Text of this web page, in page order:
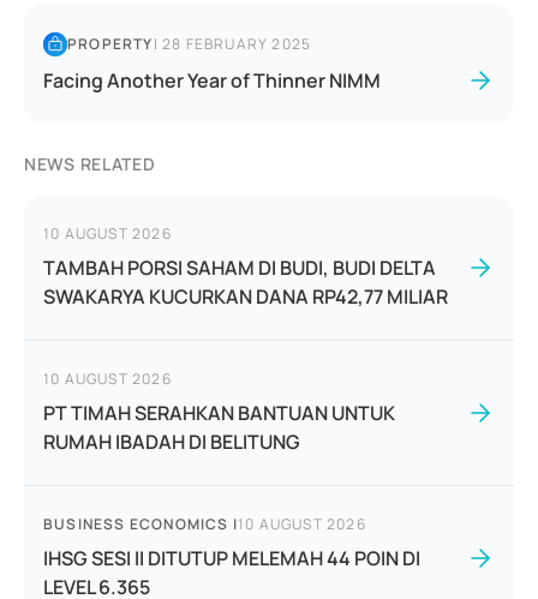
PROPERTY|28 FEBRUARY 2025
Facing Another Year of Thinner NIMM
NEWS RELATED
10 AUGUST 2026
TAMBAH PORSI SAHAM DI BUDI, BUDI DELTA
SWAKARYA KUCURKAN DANA RP42,77 MILIAR
10 AUGUST 2026
PT TIMAH SERAHKAN BANTUAN UNTUK
RUMAH IBADAH DI BELITUNG
BUSINESS ECONOMICS |10 AUGUST 2026
IHSG SESI II DITUTUP MELEMAH 44 POIN DI
LEVEL 6.365